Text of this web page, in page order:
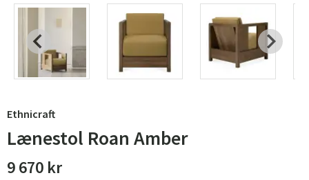
Ethnicraft
Lænestol Roan Amber
9 670 kr